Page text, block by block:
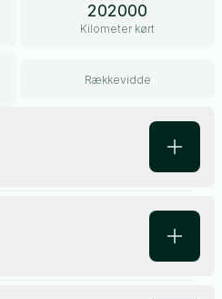
202000
Kilometer kørt
Rækkevidde